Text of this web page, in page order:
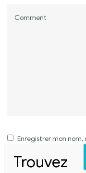
Enregistrer mon
navigateur pour mon